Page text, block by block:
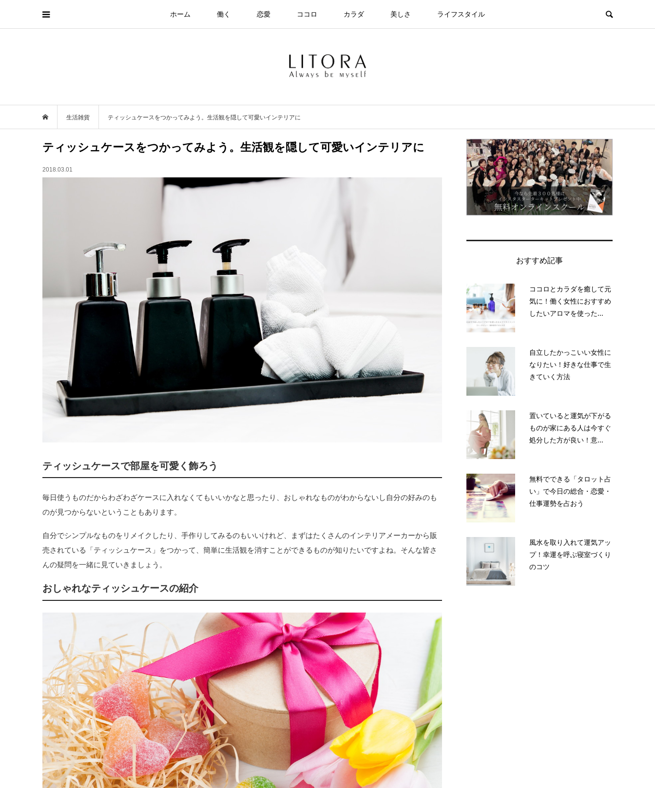
ホーム 働く 恋愛 ココロ カラダ 美しさ ライフスタイル
生活雑貨 ティッシュケースをつかってみよう。生活観を隠して可愛いインテリアに
ティッシュケースをつかってみよう。生活観を隠して可愛いインテリアに
2018.03.01
ティッシュケースで部屋を可愛く飾ろう
毎日使うものだからわざわざケースに入れなくてもいいかなと思ったり、おしゃれなものがわからないし自分の好みのも
のが見つからないということもあります。
自分でシンプルなものをリメイクしたり、手作りしてみるのもいいけれど、まずはたくさんのインテリアメーカーから販
売されている「ティッシュケース」をつかって、簡単に生活観を消すことができるものが知りたいですよね。そんな皆さ
んの疑問を一緒に見ていきましょう。
おしゃれなティッシュケースの紹介
おすすめ記事
ココロとカラダを癒して元
気に！働く女性におすすめ
したいアロマを使った...
自立したかっこいい女性に
なりたい！好きな仕事で生
きていく方法
置いていると運気が下がる
ものが家にある人は今すぐ
処分した方が良い！意...
無料でできる「タロット占
い」で今日の総合・恋愛・
仕事運勢を占おう
風水を取り入れて運気アッ
プ！幸運を呼ぶ寝室づくり
のコツ